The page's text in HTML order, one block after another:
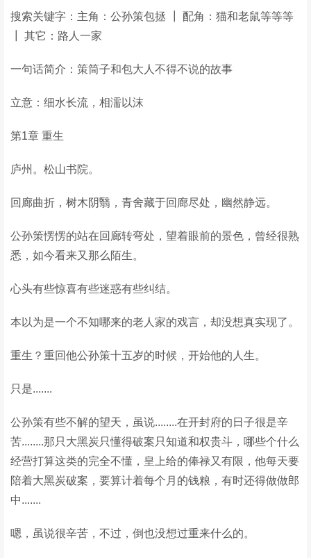
搜索关键字：主角：公孙策包拯 ┃ 配角：猫和老鼠等等等
┃ 其它：路人一家
一句话简介：策筒子和包大人不得不说的故事
立意：细水长流，相濡以沫
第1章 重生
庐州。松山书院。
回廊曲折，树木阴翳，青舍藏于回廊尽处，幽然静远。
公孙策愣愣的站在回廊转弯处，望着眼前的景色，曾经很熟
悉，如今看来又那么陌生。
心头有些惊喜有些迷惑有些纠结。
本以为是一个不知哪来的老人家的戏言，却没想真实现了。
重生？重回他公孙策十五岁的时候，开始他的人生。
只是.......
公孙策有些不解的望天，虽说........在开封府的日子很是辛
苦........那只大黑炭只懂得破案只知道和权贵斗，哪些个什么
经营打算这类的完全不懂，皇上给的俸禄又有限，他每天要
陪着大黑炭破案，要算计着每个月的钱粮，有时还得做做郎
中.......
嗯，虽说很辛苦，不过，倒也没想过重来什么的。